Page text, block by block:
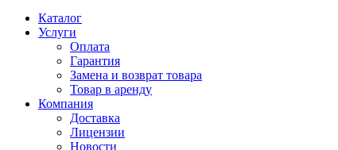
Каталог
Услуги
Оплата
Гарантия
Замена и возврат товара
Товар в аренду
Компания
Доставка
Лицензии
Новости